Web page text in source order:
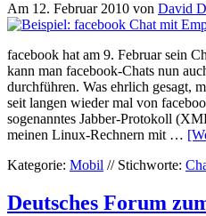
Am 12. Februar 2010 von David
facebook hat am 9. Februar sein
kann man facebook-Chats nun
durchführen. Was ehrlich gesagt,
seit langen wieder mal von
sogenanntes Jabber-Protokoll
meinen Linux-Rechnern mit …
Kategorie: Mobil // Stichworte:
Deutsches Forum